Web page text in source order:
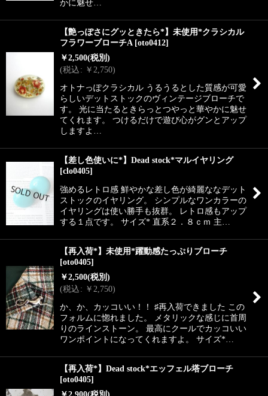
かに魅せ…
【艶っぽさにグッときたら*】未使用*クラシカル
フラワーブローチA [oto0412]
￥2,500(税別)
(税込: ￥ 2,750)
オトナっぽクラシカル うるうるとした質感が可愛
らしいデットストックのヴィンテージブローチで
す。 光に当たるときらっとつやっと華やかに魅せ
てくれます。 つけるだけで遊び心がグンとアップ
しますよ…
【差し色使いに*】Dead stock*マルイヤリング
[clo0405]
強めるレトロ感 鮮やかな差し色が綺麗ななデット
ストックのイヤリング。 シンプルなワンカラーの
イヤリングは使い勝手も抜群。 レトロ感もアップ
する１点です。 サイズ* 直系２．８ｃｍ 主…
【再入荷*】未使用*躍動感たっぷりブローチ
[oto0405]
￥2,500(税別)
(税込: ￥ 2,750)
か、か、カッコいい！！ ♯再入荷できました この
フォルムに惚れました。 メタリックな感じに首周
りのラインストーン。 最高にクールでカッコいい
ワンポイントになってくれますよ。 サイズ*…
【再入荷*】Dead stock*エッフェル塔ブローチ
[oto0405]
￥2,900(税別)